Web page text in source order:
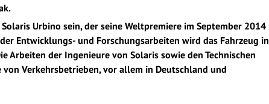
Urbino sein, der seine Weltpremiere im September 2014
Entwicklungs- und Forschungsarbeiten wird das Fahrzeug in
Arbeiten der Ingenieure von Solaris sowie den Technischen
Verkehrsbetrieben, vor allem in Deutschland und